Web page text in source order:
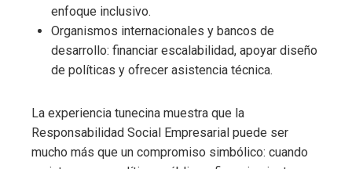
enfoque inclusivo.
Organismos internacionales y bancos de
desarrollo: financiar escalabilidad, apoyar diseño
de políticas y ofrecer asistencia técnica.
La experiencia tunecina muestra que la
Responsabilidad Social Empresarial puede ser
mucho más que un compromiso simbólico: cuando